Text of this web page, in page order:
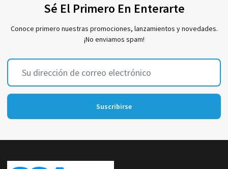
Sé El Primero En Enterarte
Conoce primero nuestras promociones, lanzamientos y novedades.
¡No enviamos spam!
Dirección
correo
Suscribirse